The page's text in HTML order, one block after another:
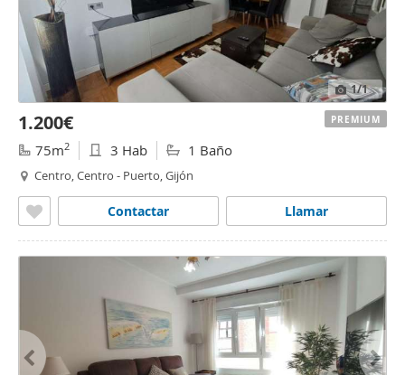
1/1
1.200€
75m2 3 Hab 1 Baño
Centro, Centro - Puerto, Gijón
Llamar
Contactar
PREMIUM